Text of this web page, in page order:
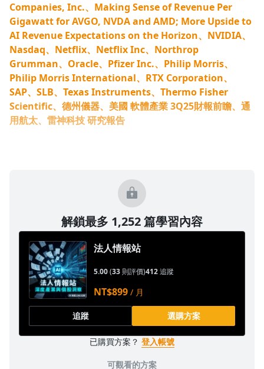
Companies, Inc.、Making Sense of Revenue Per
Gigawatt for AVGO, NVDA and AMD; More Upside to
AI Revenue Expectations on the Horizon、NVIDIA、
Nasdaq、Netflix、Netflix Inc、Northrop
Grumman、Oracle、Pfizer Inc.、Philip Morris、
Philip Morris International、RTX Corporation、
SAP、SLB、Texas Instruments、Thermo Fisher
Scientific、德州儀器、美國 軟體產業 3Q25財報前瞻、通
用航太、雷神科技 研究報告
解鎖最多 1,252 篇學習內容
法人情報站
5.00(33 則評價)412追蹤
NT$899 / 月
追蹤 選購方案
已購買方案？ 登入帳號
可觀看的方案